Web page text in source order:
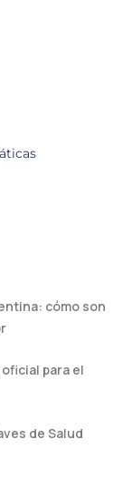
cómo son
para el
de Salud